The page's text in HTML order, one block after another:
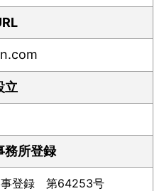
立
務所登録
登録 第64253号